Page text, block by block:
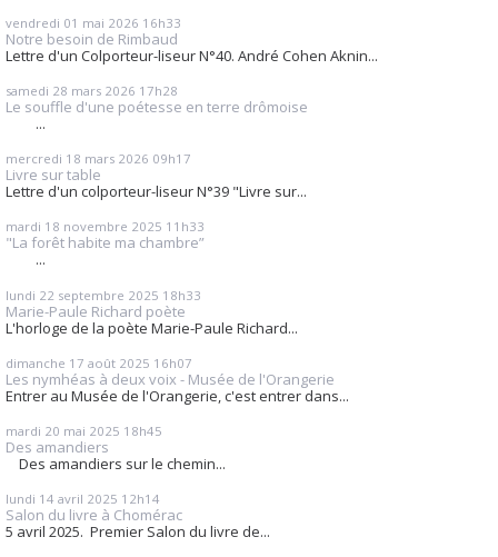
vendredi 01 mai 2026 16h33
Notre besoin de Rimbaud
Lettre d'un Colporteur-liseur N°40. André Cohen Aknin...
samedi 28 mars 2026 17h28
Le souffle d'une poétesse en terre drômoise
...
mercredi 18 mars 2026 09h17
Livre sur table
Lettre d'un colporteur-liseur N°39 "Livre sur...
mardi 18 novembre 2025 11h33
"La forêt habite ma chambre”
...
lundi 22 septembre 2025 18h33
Marie-Paule Richard poète
L'horloge de la poète Marie-Paule Richard...
dimanche 17 août 2025 16h07
Les nymhéas à deux voix - Musée de l'Orangerie
Entrer au Musée de l'Orangerie, c'est entrer dans...
mardi 20 mai 2025 18h45
Des amandiers
Des amandiers sur le chemin...
lundi 14 avril 2025 12h14
Salon du livre à Chomérac
5 avril 2025. Premier Salon du livre de...